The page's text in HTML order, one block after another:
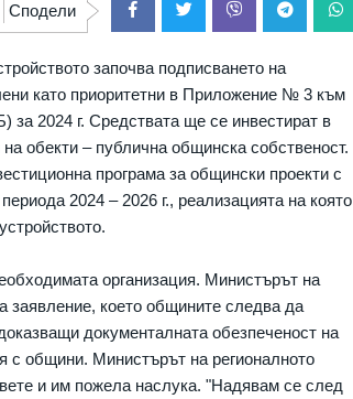
Сподели
започва подписването на
като приоритетни в Приложение № 3 към
2024 г. Средствата ще се инвестират в
обекти – публична общинска собственост.
програма за общински проекти с
2024 – 2026 г., реализацията на която
организация. Министърът на
заявление, което общините следва да
документалната обезпеченост на
с общини. Министърът на регионалното
и им пожела наслука. "Надявам се след